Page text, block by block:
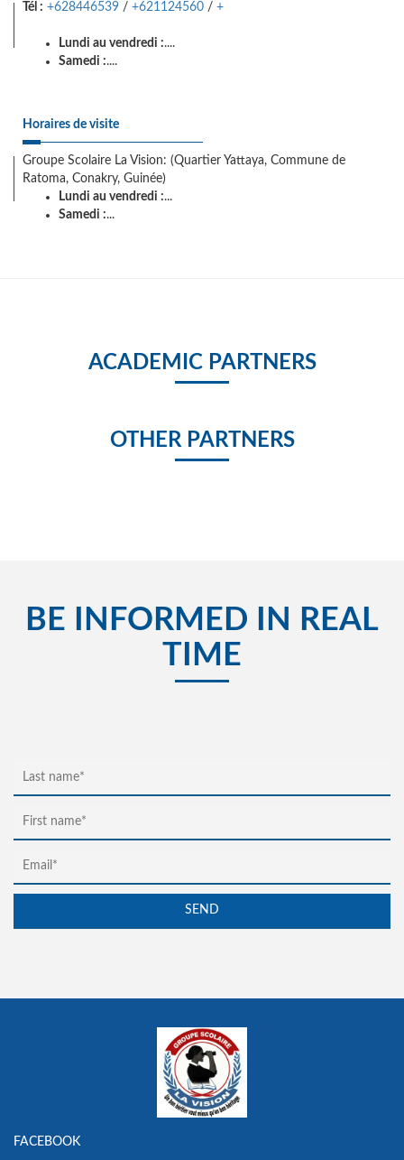
Tél : +628446539 / +621124560 / +
Lundi au vendredi :....
Samedi :....
Horaires de visite
Groupe Scolaire La Vision: (Quartier Yattaya, Commune de
Ratoma, Conakry, Guinée)
Lundi au vendredi :...
Samedi :...
ACADEMIC PARTNERS
OTHER PARTNERS
BE INFORMED IN REAL
TIME
FACEBOOK